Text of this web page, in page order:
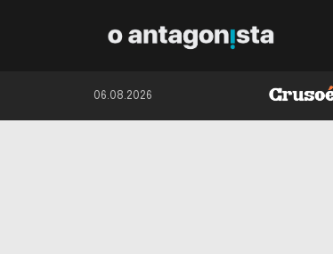
06.08.2026